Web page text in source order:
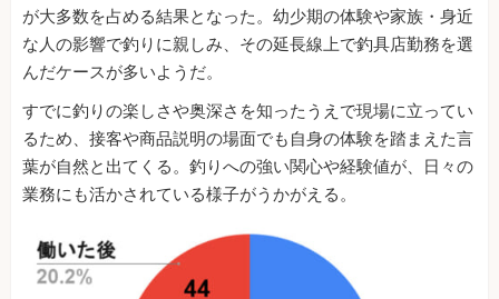
が大多数を占める結果となった。幼少期の体験や家族・身近
な人の影響で釣りに親しみ、その延長線上で釣具店勤務を選
んだケースが多いようだ。
すでに釣りの楽しさや奥深さを知ったうえで現場に立ってい
るため、接客や商品説明の場面でも自身の体験を踏まえた言
葉が自然と出てくる。釣りへの強い関心や経験値が、日々の
業務にも活かされている様子がうかがえる。